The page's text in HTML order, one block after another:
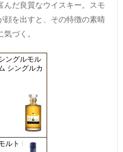
んだ良質なウイスキー。スモ
顔を出すと、その特徴の素晴
気づく。
ングルモル
シングルカ
ルト レダイ